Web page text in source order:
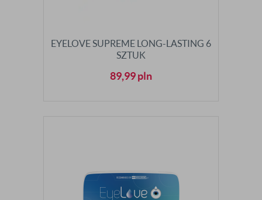
EYELOVE SUPREME LONG-LASTING 6
SZTUK
89,99pln